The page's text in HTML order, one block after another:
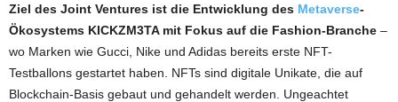
Ziel des Joint Ventures ist die Entwicklung des Metaverse-
Ökosystems KICKZM3TA mit Fokus auf die Fashion-Branche –
wo Marken wie Gucci, Nike und Adidas bereits erste NFT-
Testballons gestartet haben. NFTs sind digitale Unikate, die auf
Blockchain-Basis gebaut und gehandelt werden. Ungeachtet